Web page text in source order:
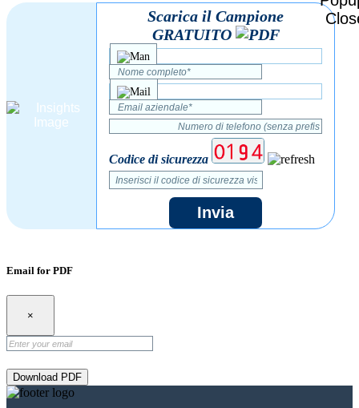
Scarica il Campione
GRATUITO
Codice di sicurezza
Invia
Email for PDF
×
Download PDF